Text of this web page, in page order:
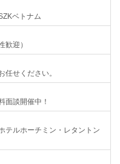
ベトナム
歓迎）
任せください。
面談開催中！
テルホーチミン・レタントン